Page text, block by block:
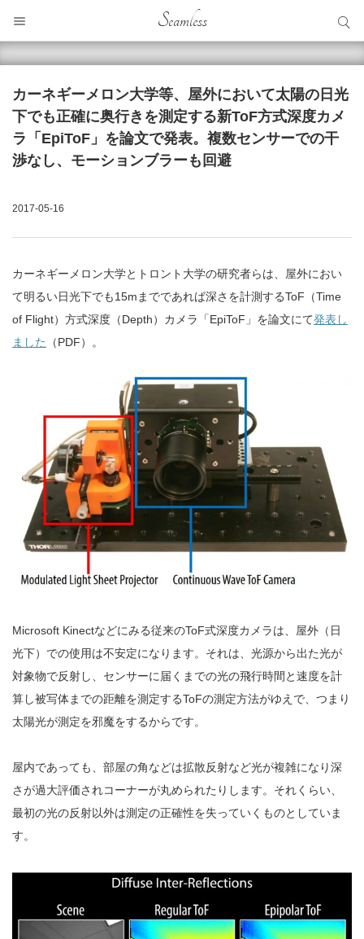
Seamless
カーネギーメロン大学等、屋外において太陽の日光
下でも正確に奥行きを測定する新ToF方式深度カメ
ラ「EpiToF」を論文で発表。複数センサーでの干
渉なし、モーションブラーも回避
2017-05-16
カーネギーメロン大学とトロント大学の研究者らは、屋外におい
て明るい日光下でも15mまでであれば深さを計測するToF（Time
of Flight）方式深度（Depth）カメラ「EpiToF」を論文にて発表し
ました
（PDF）。
Microsoft Kinectなどにみる従来のToF式深度カメラは、屋外（日
光下）での使用は不安定になります。それは、光源から出た光が
対象物で反射し、センサーに届くまでの光の飛行時間と速度を計
算し被写体までの距離を測定するToFの測定方法がゆえで、つまり
太陽光が測定を邪魔をするからです。
屋内であっても、部屋の角などは拡散反射など光が複雑になり深
さが過大評価されコーナーが丸められたりします。それくらい、
最初の光の反射以外は測定の正確性を失っていくものとしていま
す。
サイト内検索